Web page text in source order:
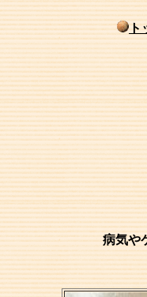
ト
病気や